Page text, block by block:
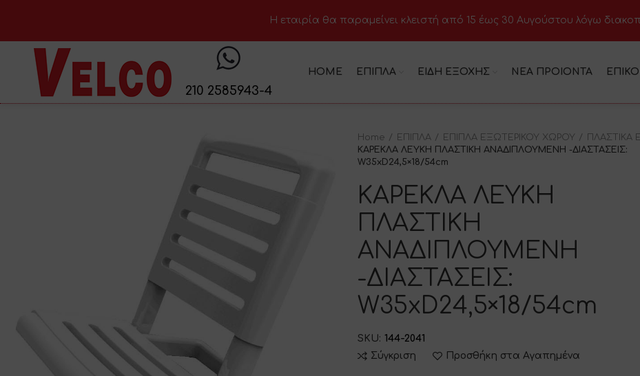
210 2585943-4
HOME ΕΠΙΠΛΑ ΕΙΔΗ ΕΞΟΧΗΣ ΝΕΑ ΠΡΟΙΟΝΤΑ
Home ΕΠΙΠΛΑ ΕΠΙΠΛΑ ΕΞΩΤΕΡΙΚΟΥ ΧΩΡΟΥ
ΠΛΑΣΤΙΚΑ
ΚΑΡΕΚΛΑ ΛΕΥΚΗ ΠΛΑΣΤΙΚΗ ΑΝΑΔΙΠΛΟΥΜΕΝΗ -ΔΙΑΣΤΑΣΕΙΣ:
W35xD24,5×18/54cm
ΚΑΡΕΚΛΑ ΛΕΥΚΗ
ΠΛΑΣΤΙΚΗ
ΑΝΑΔΙΠΛΟΥΜΕΝΗ
-ΔΙΑΣΤΑΣΕΙΣ:
W35xD24,5×18/54cm
SKU: 144-2041
Σύγκριση
Προσθήκη στα Αγαπημένα
H εταιρία θα παραμείνει κλειστή από 15 έως 30 Αυγούστου λόγω